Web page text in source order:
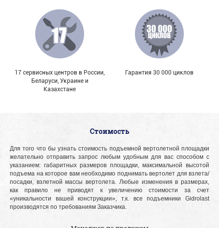
17 сервисных центров в России,
Беларуси, Украине и
Казахстане
Гарантия 30 000 циклов
Стоимость
Для того что бы узнать стоимость подъемной вертолетной площадки
желательно отправить запрос любым удобным для вас способом с
указанием: габаритных размеров площадки, максимальной высотой
подъема на которое вам необходимо поднимать вертолет для взлета/
посадки, взлетной массы вертолета. Любые изменения в размерах,
как правило не приводят к увеличению стоимости за счет
«уникальности вашей конструкции», т.к. все подъемники Gidrolast
производятся по требованиям Заказчика.